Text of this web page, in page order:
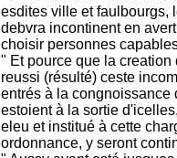
esdites ville et faulbourgs,
debvra incontinent en
choisir personnes
" Et pource que la
reussi (résulté) ceste
entrés à la congnoissance
estoient à la sortie
eleu et institué à cette
ordonnance, y seront